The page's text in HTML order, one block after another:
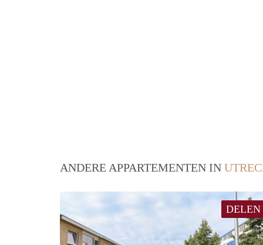
ANDERE APPARTEMENTEN IN
DELEN